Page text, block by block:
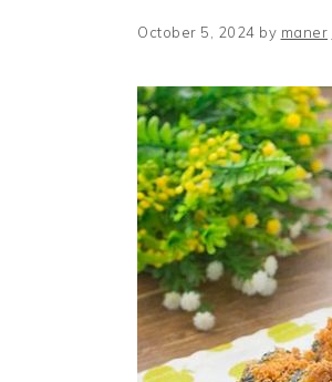
October 5, 2024 by maner